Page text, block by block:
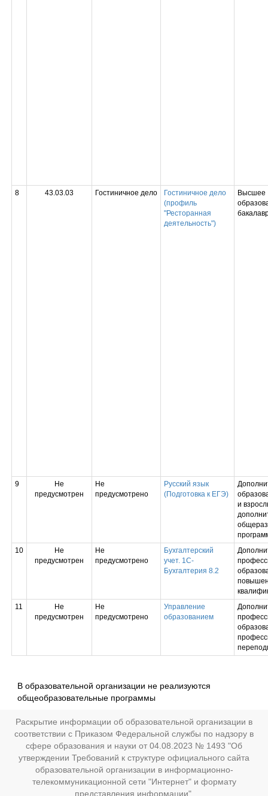
8 43.03.03 Гостиничное дело
Гостиничное дело
(профиль
"Ресторанная
деятельность")
Высшее
9
Не
предусмотрен
Не
предусмотрено
Русский язык
(Подготовка к ЕГЭ)
и
10
Не
предусмотрен
Не
предусмотрено
Бухгалтерский
учет. 1С-
Бухгалтерия 8.2
11
Не
предусмотрен
Не
предусмотрено
Управление
образованием
В образовательной организации не реализуются
общеобразовательные программы
Раскрытие информации об образовательной организации в
соответствии с Приказом Федеральной службы по надзору в
сфере образования и науки от 04.08.2023 № 1493 "Об
утверждении Требований к структуре официального сайта
образовательной организации в информационно-
телекоммуникационной сети "Интернет" и формату
представления информации".